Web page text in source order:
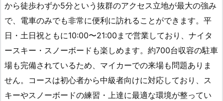
から徒歩わずか5分という抜群のアクセス立地が最大の強み
で、電車のみでも非常に便利に訪れることができます。平
日・土日祝ともに10:00〜21:00まで営業しており、ナイタ
ースキー・スノーボードも楽しめます。約700台収容の駐車
場も完備されているため、マイカーでの来場も問題ありま
せん。コースは初心者から中級者向けに対応しており、ス
キーやスノーボードの練習・上達に最適な環境が整ってい